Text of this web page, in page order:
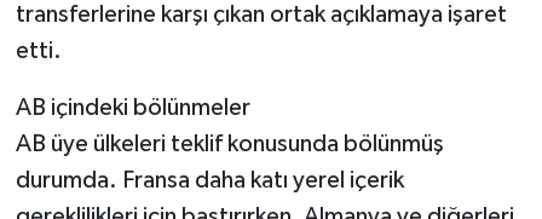
transferlerine karşı çıkan ortak açıklamaya işaret
etti.
AB içindeki bölünmeler
AB üye ülkeleri teklif konusunda bölünmüş
durumda. Fransa daha katı yerel içerik